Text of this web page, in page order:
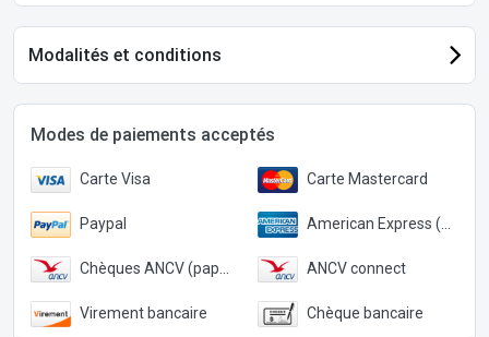
Modalités et conditions
Modes de paiements acceptés
Carte Visa Carte Mastercard
Paypal American Express (Paypal)
Chèques ANCV (papier) ANCV connect
Virement bancaire Chèque bancaire